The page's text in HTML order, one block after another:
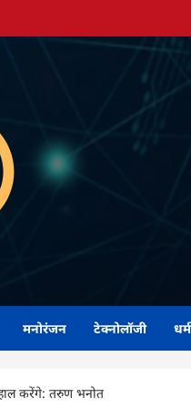
मनोरंजन टेक्नोलॉजी धर्म
करेंगे: तरुण भनोत